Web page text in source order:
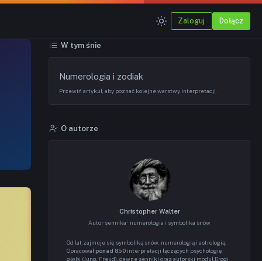
Zaloguj Dołącz
W tym śnie
Numerologia i zodiak
Przewiń artykuł, aby poznać kolejne warstwy interpretacji.
O autorze
Christopher Walter
Autor sennika · numerologia i symbolika snów
Od lat zajmuje się symboliką snów, numerologią i astrologią.
Opracował ponad 850 interpretacji łączących psychologię
głębi (Jung, Freud), dawne senniki oraz autorski moduł Drogi